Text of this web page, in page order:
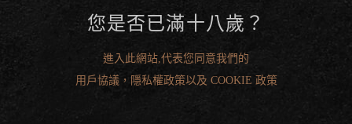
您是否已滿十八歲？
進入此網站,代表您同意我們的
用戶協議，隱私權政策以及 COOKIE 政策